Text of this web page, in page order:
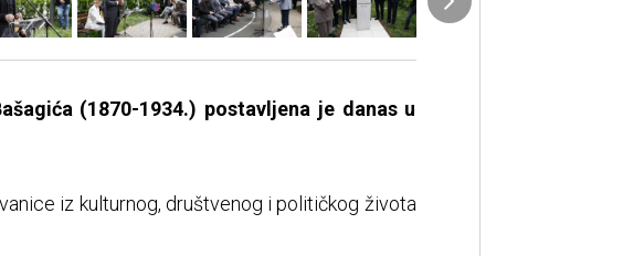
(1870-1934.) postavljena je danas u
iz kulturnog, društvenog i političkog života